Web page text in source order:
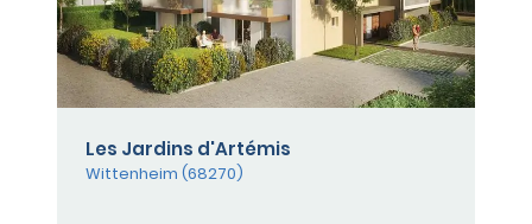
Les Jardins d'Artémis
Wittenheim (68270)